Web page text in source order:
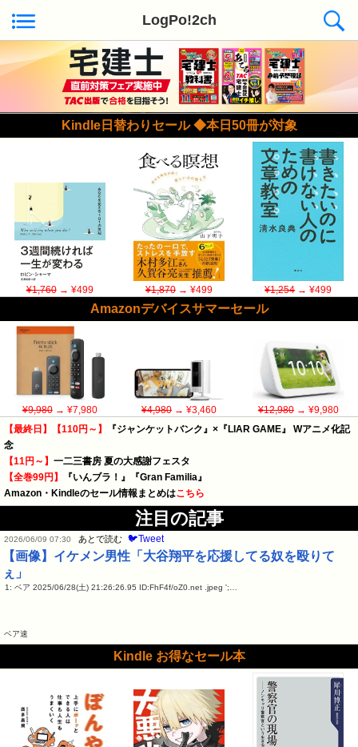
LogPo!2ch
Kindle日替わりセール ◆本日50冊が対象
¥1,760→ ¥499 ¥1,870→ ¥499 ¥1,254→ ¥499
Amazonデバイスサマーセール
¥9,980→ ¥7,980 ¥4,980→ ¥3,460 ¥12,980→ ¥9,980
【最終日】【110円～】
『ジャンケットバンク』×『LIAR GAME』 Wアニメ化記
念
【11円～】 一二三書房 夏の大感謝フェスタ
【全巻99円】
『いんブラ！』『Gran Familia』
Amazon・Kindleのセール情報まとめはこちら
注目の記事
2026/06/09 07:30 あとで読む 🐦Tweet
【画像】イケメン男性「大谷翔平を応援してる奴を殴りて
ぇ」
1: ベア 2025/06/28(土) 21:26:26.95 ID:FhF4f/oZ0.net .jpeg ';…
ベア速
Kindle お得なセール本